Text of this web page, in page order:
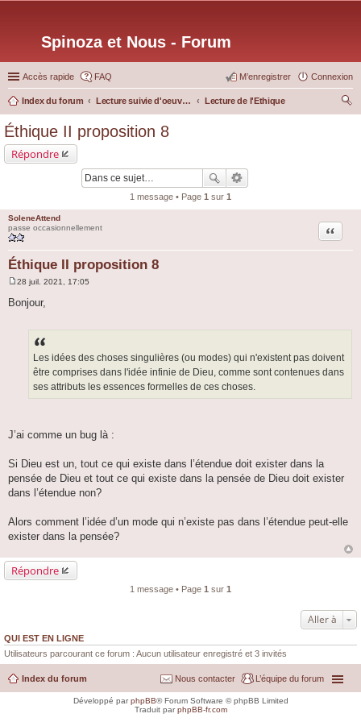
Spinoza et Nous - Forum
Accès rapide FAQ Connexion
M’enregistrer
Index du forum Lecture suivie d'oeuvres particulières
Lecture de l'Ethique
Éthique II proposition 8
Répondre
1 message • Page 1 sur 1
SoleneAttend
passe occasionnellement
Éthique II proposition 8
Citation
s
28 juil. 2021, 17:05
Bonjour,
Les idées des choses singulières (ou modes) qui n'existent pas doivent
être comprises dans l'idée infinie de Dieu, comme sont contenues dans
ses attributs les essences formelles de ces choses.
J’ai comme un bug là :
Si Dieu est un, tout ce qui existe dans l’étendue doit exister dans la
pensée de Dieu et tout ce qui existe dans la pensée de Dieu doit exister
dans l’étendue non?
Alors comment l’idée d’un mode qui n’existe pas dans l’étendue peut-elle
exister dans la pensée?
Répondre
1 message • Page 1 sur 1
Aller à
QUI EST EN LIGNE
Utilisateurs parcourant ce forum : Aucun utilisateur enregistré et 3 invités
Index du forum L’équipe du forum
Nous contacter
Développé parphpBB® Forum Software © phpBB Limited
Traduit parphpBB-fr.com